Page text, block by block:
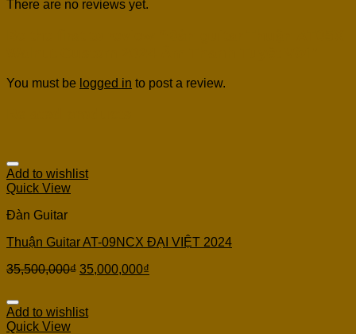
There are no reviews yet.
You must be logged in to post a review.
Add to wishlist
Quick View
Đàn Guitar
Thuận Guitar AT-09NCX ĐẠI VIỆT 2024
35,500,000₫ 35,000,000₫
Add to wishlist
Quick View